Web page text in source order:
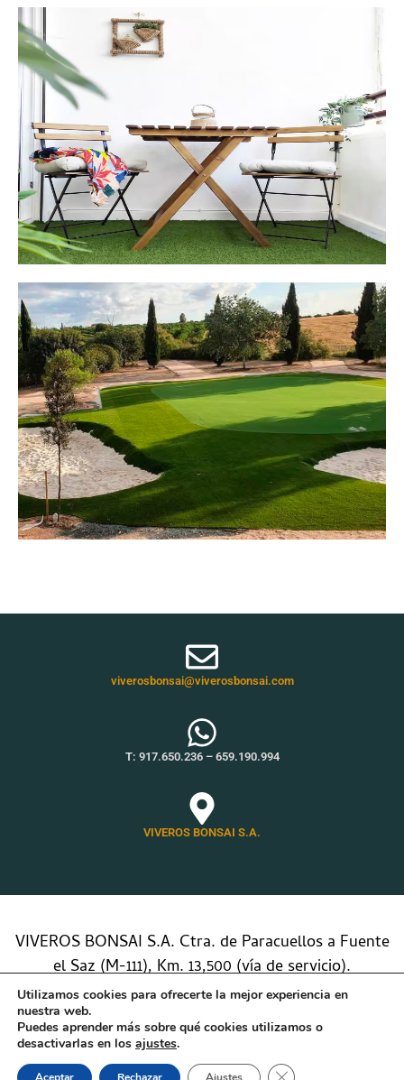
viverosbonsai@viverosbonsai.com
T: 917.650.236– 659.190.994
VIVEROS BONSAI S.A.
VIVEROS BONSAI S.A. Ctra. de Paracuellos a Fuente
el Saz (M-111), Km. 13,500 (vía de servicio).
28862 Belvis de Jarama (Madrid)
Aviso Legal/Política de
Utilizamos cookies para ofrecerte la mejor experiencia en
nuestra web.
Puedes aprender más sobre qué cookies utilizamos o
desactivarlas en los ajustes.
Cerrar el banner de